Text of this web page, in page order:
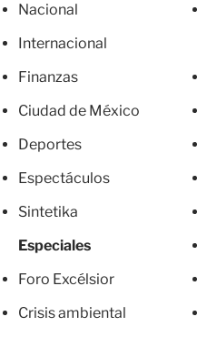
Nacional
Internacional
Finanzas
Ciudad de México
Deportes
Espectáculos
Sintetika
Especiales
Foro Excélsior
Crisis ambiental